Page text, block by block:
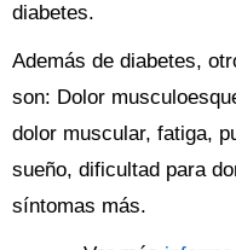
diabetes.
Además de diabetes,
son: Dolor
dolor muscular, fatiga,
sueño, dificultad para
síntomas más.